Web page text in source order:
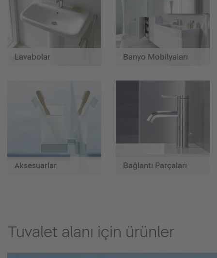
Lavabolar Banyo Mobilyaları
Aksesuarlar Bağlantı Parçaları
Tuvalet alanı için ürünler